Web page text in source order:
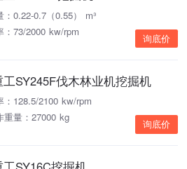
：0.22-0.7（0.55） m³
：73/2000 kw/rpm
询底价
工SY245F伐木林业机挖掘机
：128.5/2100 kw/rpm
重量：27000 kg
询底价